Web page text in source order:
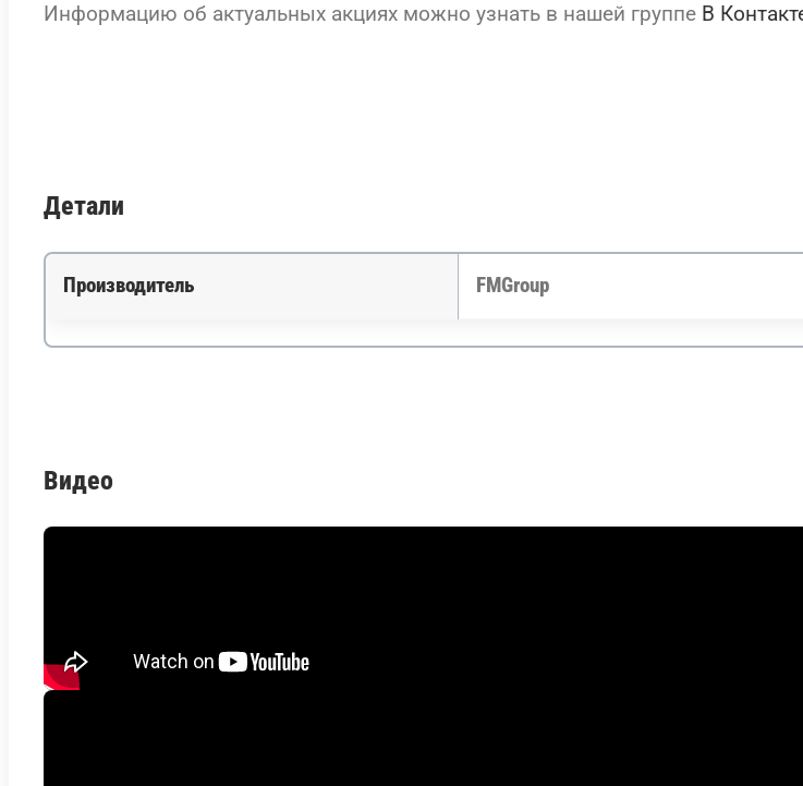
Информацию об актуальных акциях можно узнать в нашей группе В
Детали
Производитель FMGroup
Видео